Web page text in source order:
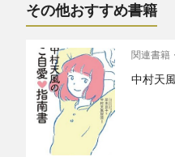
その他おすすめ書籍
関連書籍
中村天